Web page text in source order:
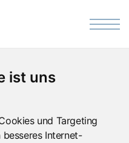
ist uns
und Targeting
besseres Internet-